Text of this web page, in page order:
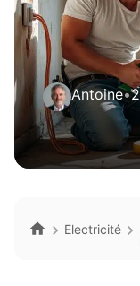
Antoine•
Electricité